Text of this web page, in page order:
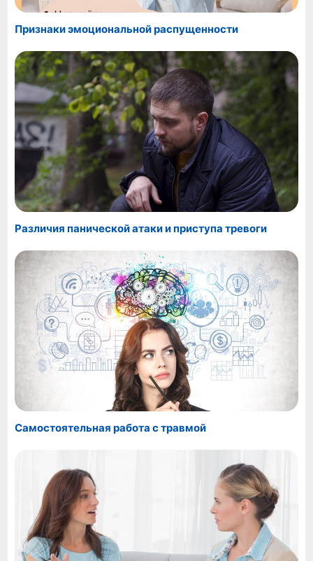
Признаки эмоциональной распущенности
Различия панической атаки и приступа тревоги
Самостоятельная работа с травмой